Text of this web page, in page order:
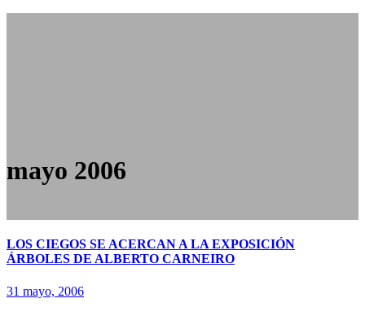
mayo 2006
LOS CIEGOS SE ACERCAN A LA EXPOSICIÓN
ÁRBOLES DE ALBERTO CARNEIRO
31 mayo, 2006